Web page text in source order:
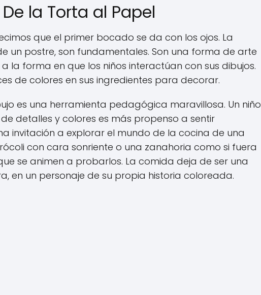
la Torta al Papel
que el primer bocado se da con los ojos. La
un postre, son fundamentales. Son una forma de arte
la forma en que los niños interactúan con sus dibujos.
de colores en sus ingredientes para decorar.
es una herramienta pedagógica maravillosa. Un niño
detalles y colores es más propenso a sentir
invitación a explorar el mundo de la cocina de una
con cara sonriente o una zanahoria como si fuera
se animen a probarlos. La comida deja de ser una
en un personaje de su propia historia coloreada.